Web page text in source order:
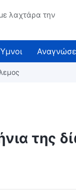
λαχτάρα την
της